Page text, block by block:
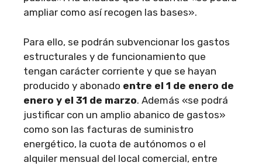
ampliar como así recogen las bases».
Para ello, se podrán subvencionar los gastos
estructurales y de funcionamiento que
tengan carácter corriente y que se hayan
producido y abonado entre el 1 de enero de
enero y el 31 de marzo. Además «se podrá
justificar con un amplio abanico de gastos»
como son las facturas de suministro
energético, la cuota de autónomos o el
alquiler mensual del local comercial, entre